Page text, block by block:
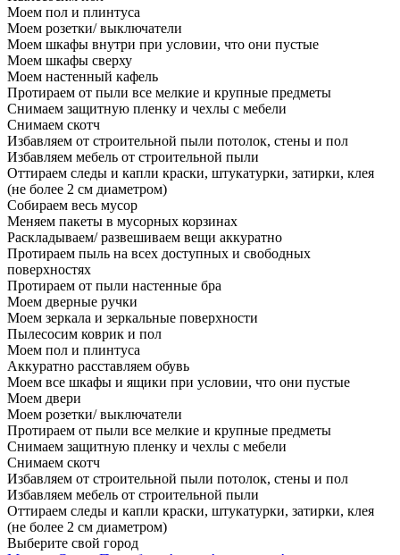
Моем пол и плинтуса
Моем розетки/ выключатели
Моем шкафы внутри при условии, что они пустые
Моем шкафы сверху
Моем настенный кафель
Протираем от пыли все мелкие и крупные предметы
Снимаем защитную пленку и чехлы с мебели
Снимаем скотч
Избавляем от строительной пыли потолок, стены и пол
Избавляем мебель от строительной пыли
Оттираем следы и капли краски, штукатурки, затирки, клея
(не более 2 см диаметром)
Собираем весь мусор
Меняем пакеты в мусорных корзинах
Раскладываем/ развешиваем вещи аккуратно
Протираем пыль на всех доступных и свободных
поверхностях
Протираем от пыли настенные бра
Моем дверные ручки
Моем зеркала и зеркальные поверхности
Пылесосим коврик и пол
Моем пол и плинтуса
Аккуратно расставляем обувь
Моем все шкафы и ящики при условии, что они пустые
Моем двери
Моем розетки/ выключатели
Протираем от пыли все мелкие и крупные предметы
Снимаем защитную пленку и чехлы с мебели
Снимаем скотч
Избавляем от строительной пыли потолок, стены и пол
Избавляем мебель от строительной пыли
Оттираем следы и капли краски, штукатурки, затирки, клея
(не более 2 см диаметром)
Выберите свой город